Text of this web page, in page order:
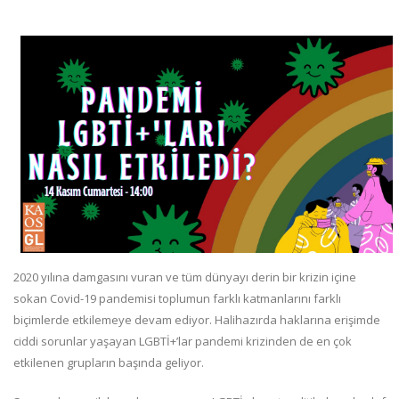
2020 yılına damgasını vuran ve tüm dünyayı derin bir krizin içine
sokan Covid-19 pandemisi toplumun farklı katmanlarını farklı
biçimlerde etkilemeye devam ediyor. Halihazırda haklarına erişimde
ciddi sorunlar yaşayan LGBTİ+’lar pandemi krizinden de en çok
etkilenen grupların başında geliyor.